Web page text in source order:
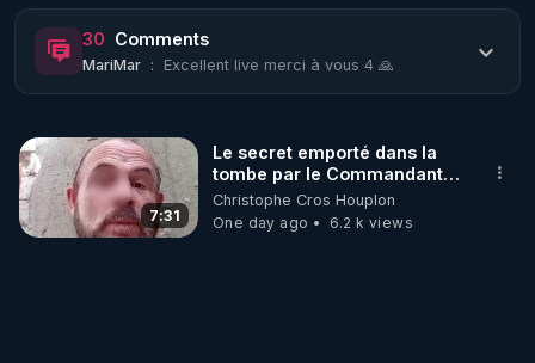
Thème : Nanotechnologie dans les vaccins -
guerre ouverte contre les peuples ?
30 Comments
MariMar : Excellent live merci à vous 4 🙏
7:31
Le secret emporté dans la
tombe par le Commandant
Cousteau le 25 juin 1997
Christophe Cros Houplon
One day ago
6.2 k views